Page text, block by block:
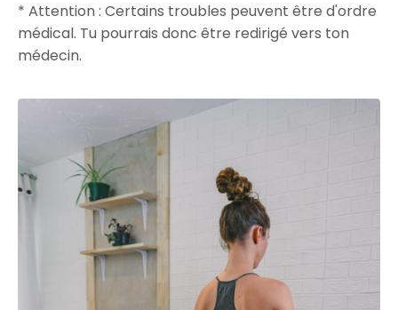
* Attention : Certains troubles peuvent être d'ordre
médical. Tu pourrais donc être redirigé vers ton
médecin.